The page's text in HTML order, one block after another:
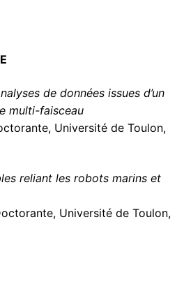
de données issues d’un
multi-faisceau
Université de Toulon,
reliant les robots marins et
Université de Toulon,